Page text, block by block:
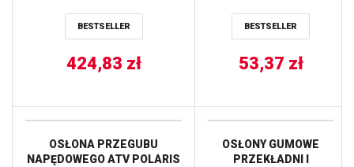
BESTSELLER
424,83 zł
BESTSELLER
53,37 zł
OSŁONA PRZEGUBU
NAPĘDOWEGO ATV POLARIS
OSŁONY GUMOWE
PRZEKŁADNI I